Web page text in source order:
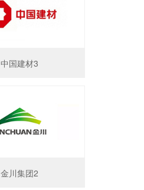
中国建材3
金川集团2